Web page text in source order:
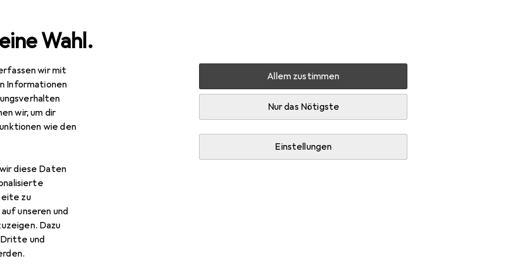
Wahl.
wir mit
Informationen
wir, um dir
wie den
diese Daten
zu
unseren und
Dazu
und
Allem zustimmen
Nur das Nötigste
Einstellungen
+ Schreibwaren Amazon Tijan:Riskante Begierde
Tijan, 2024
Tijan:Riskante Begierde